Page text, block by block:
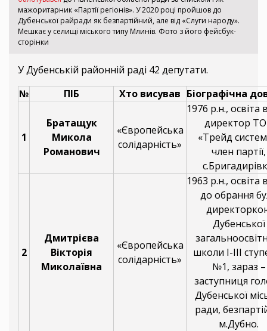
мажоритарник «Партії регіонів». У 2020 році пройшов до
Дубенської райради як безпартійний, але від «Слуги народу».
Мешкає у селищі міського типу Млинів. Фото з його фейсбук-
сторінки
У Дубенській районній раді 42 депутати.
№
ПІБ Хто висував Біографічна
1
Братащук
Микола
Романович
«Європейська
солідарність»
1976 р.н.,
директор
«Трейд
член партії,
2
Дмитрієва
Вікторія
Миколаївна
«Європейська
солідарність»
1963 р.н.,
до обрання
Дубенської
школи І-ІІІ
№1, зараз –
заступниця
Дубенської
ради,
м.Дубно.